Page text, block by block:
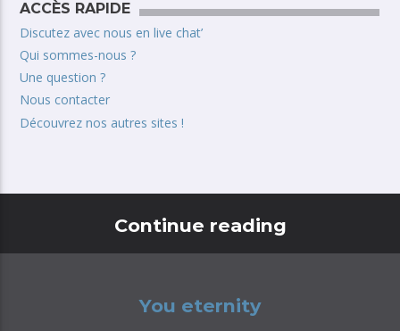
ACCÈS RAPIDE
Discutez avec nous en live chat’
Qui sommes-nous ?
Une question ?
Nous contacter
Découvrez nos autres sites !
Continue reading
You eternity